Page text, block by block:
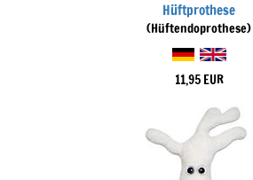
Hüftprothese
(Hüftendoprothese)
11,95 EUR